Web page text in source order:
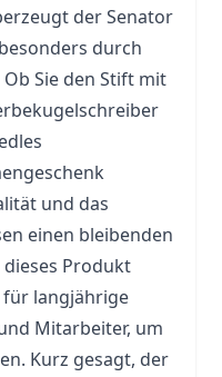
der Senator
durch
Sie den Stift mit
und das
einen bleibenden
Produkt
für langjährige
Mitarbeiter, um
Kurz gesagt, der